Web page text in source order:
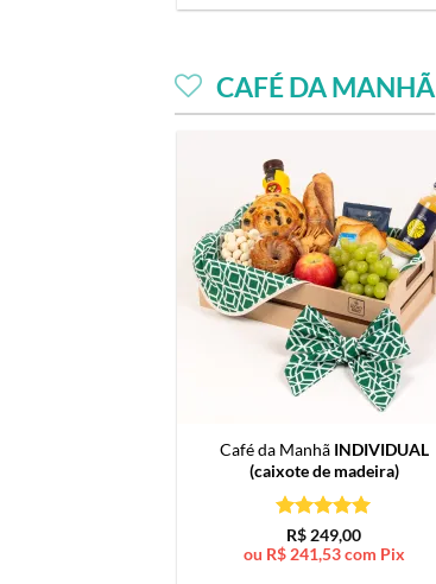
CAFÉ DA MANHÃ
Café da Manhã INDIVIDUAL
(caixote de madeira)
Avaliação5
de 5
R$ 249,00
ou R$241,53com Pix